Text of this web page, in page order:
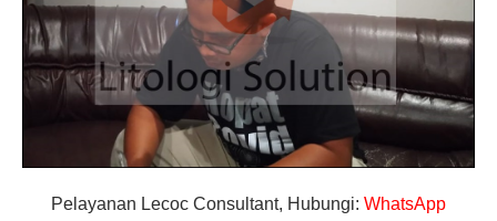
Pelayanan Lecoc Consultant, Hubungi: WhatsApp